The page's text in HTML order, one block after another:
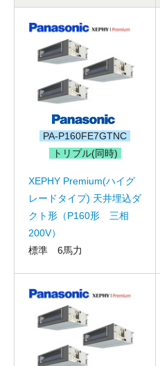
PA-P160FE7GTNC
トリプル(同時)
XEPHY Premium(ハイグ
レードタイプ) 天井埋込ダ
クト形（P160形 三相
200V）
標準 6馬力